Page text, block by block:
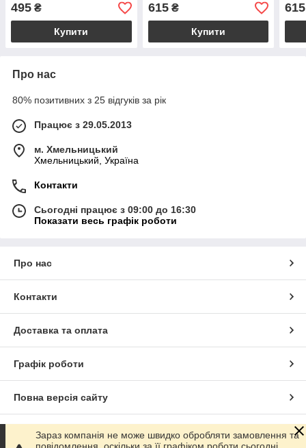
495 ₴
Купити
615₴
Купити
615
Про нас
80% позитивних з 25 відгуків за рік
Працює з 29.05.2013
м. Хмельницький
Хмельницький, Україна
Контакти
Сьогодні працює з 09:00 до 16:30
Показати весь графік роботи
Про нас
Контакти
Доставка та оплата
Графік роботи
Повна версія сайту
Сайт створено на маркетплейсіProm.ua
Зараз компанія не може швидко обробляти замовлення та